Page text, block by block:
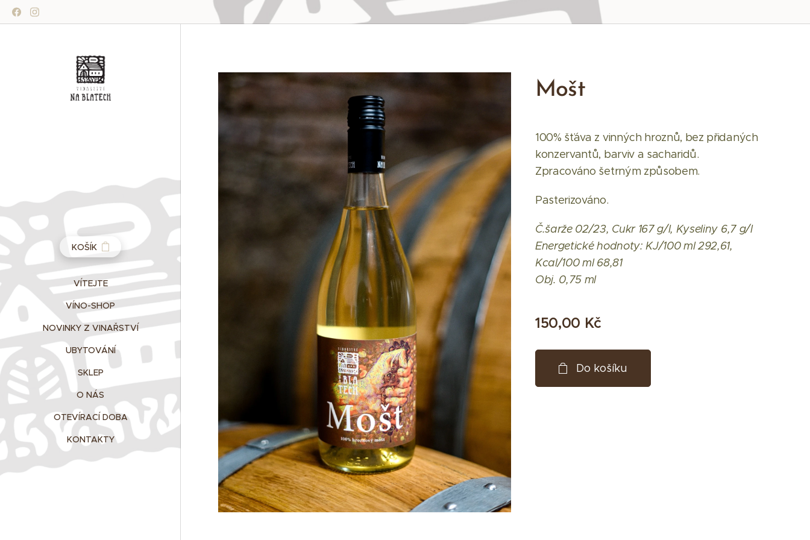
KOŠÍK
VÍTEJTE
VÍNO-SHOP
NOVINKY Z VINAŘSTVÍ
UBYTOVÁNÍ
SKLEP
O NÁS
OTEVÍRACÍ DOBA
KONTAKTY
Mošt
100% šťáva z vinných hroznů, bez přidaných
konzervantů, barviv a sacharidů.
Zpracováno šetrným způsobem.
Pasterizováno.
Č.šarže 02/23, Cukr 167 g/l, Kyseliny 6,7 g/l
Energetické hodnoty: KJ/100 ml 292,61,
Kcal/100 ml 68,81
Obj. 0,75 ml
150,00 Kč
Do košíku